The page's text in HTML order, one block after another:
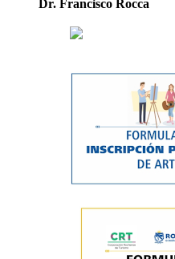
Dr. Francisco Rocca